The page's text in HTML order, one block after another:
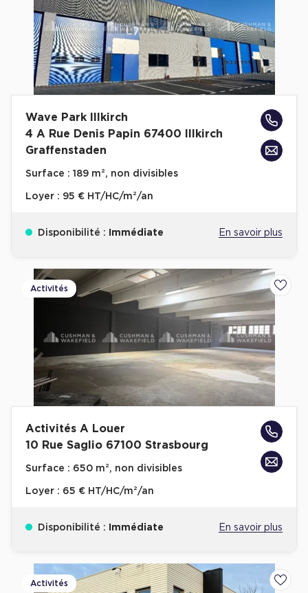
Wave Park Illkirch
4 A Rue Denis Papin 67400 Illkirch
Graffenstaden
Surface : 189 m², non divisibles
Loyer : 95 € HT/HC/m²/an
Disponibilité : Immédiate En savoir plus
Activités
Activités A Louer
10 Rue Saglio 67100 Strasbourg
Surface : 650 m², non divisibles
Loyer : 65 € HT/HC/m²/an
Disponibilité : Immédiate En savoir plus
Activités